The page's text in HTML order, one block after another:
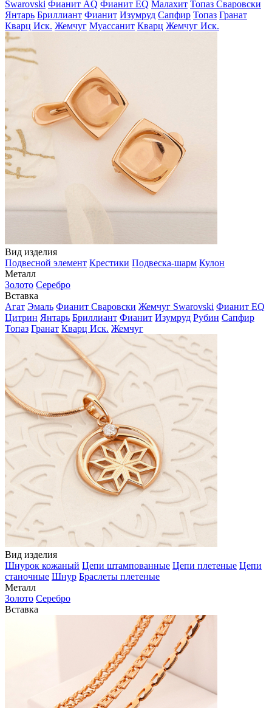
Swarovski Фианит AQ Фианит EQ Малахит Топаз Сваровски
Янтарь Бриллиант Фианит Изумруд Сапфир Топаз Гранат
Кварц Иск. Жемчуг Муассанит Кварц Жемчуг Иск.
Вид изделия
Подвесной элемент Крестики Подвеска-шарм Кулон
Металл
Золото Серебро
Вставка
Агат Эмаль Фианит Сваровски Жемчуг Swarovski Фианит EQ
Цитрин Янтарь Бриллиант Фианит Изумруд Рубин Сапфир
Топаз Гранат Кварц Иск. Жемчуг
Вид изделия
Шнурок кожаный Цепи штампованные Цепи плетеные Цепи
станочные Шнур Браслеты плетеные
Металл
Золото Серебро
Вставка